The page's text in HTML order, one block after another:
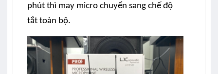
phút thì may micro chuyển sang chế độ
tắt toàn bộ.